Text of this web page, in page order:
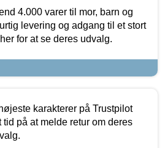
4.000 varer til mor, barn og
levering og adgang til et stort
for at se deres udvalg.
karakterer på Trustpilot
på at melde retur om deres